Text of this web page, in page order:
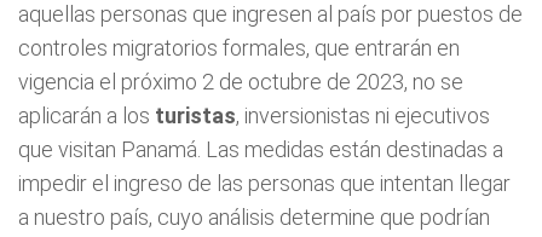
aquellas personas que ingresen al país por puestos de
controles migratorios formales, que entrarán en
vigencia el próximo 2 de octubre de 2023, no se
aplicarán a los turistas, inversionistas ni ejecutivos
que visitan Panamá. Las medidas están destinadas a
impedir el ingreso de las personas que intentan llegar
a nuestro país, cuyo análisis determine que podrían